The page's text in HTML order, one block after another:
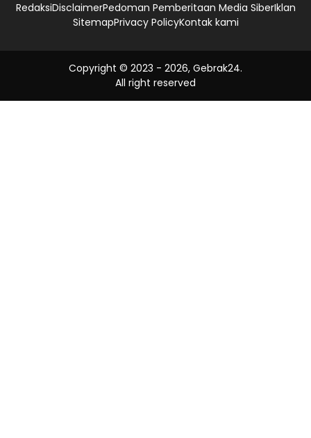
RedaksiDisclaimerPedoman Pemberitaan Media SiberIklan
SitemapPrivacy PolicyKontak kami
Copyright © 2023 - 2026, Gebrak24.
All right reserved